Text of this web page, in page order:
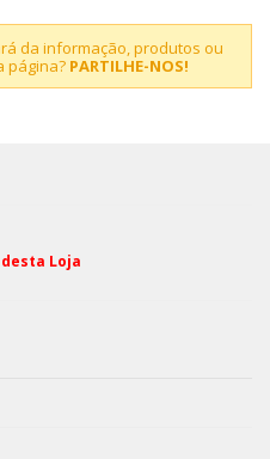
da informação, produtos ou
página? PARTILHE-NOS!
Loja